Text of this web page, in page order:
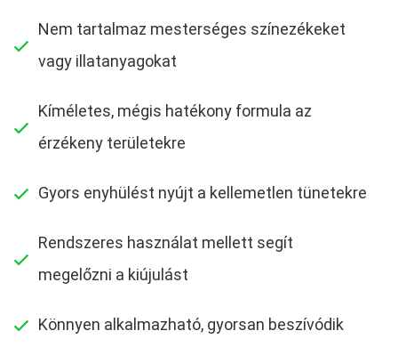
Nem tartalmaz mesterséges színezékeket
vagy illatanyagokat
Kíméletes, mégis hatékony formula az
érzékeny területekre
Gyors enyhülést nyújt a kellemetlen tünetekre
Rendszeres használat mellett segít
megelőzni a kiújulást
Könnyen alkalmazható, gyorsan beszívódik